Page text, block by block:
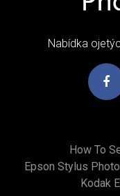
Nabídka
How To
Epson Stylus
Kodak